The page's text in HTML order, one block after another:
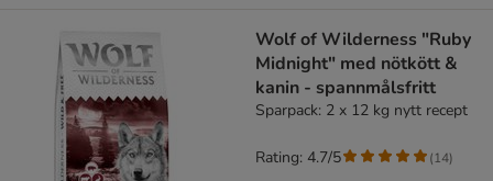
Wolf of Wilderness "Ruby
Midnight" med nötkött &
kanin - spannmålsfritt
Sparpack: 2 x 12 kg nytt recept
Rating: 4.7/5 (14)